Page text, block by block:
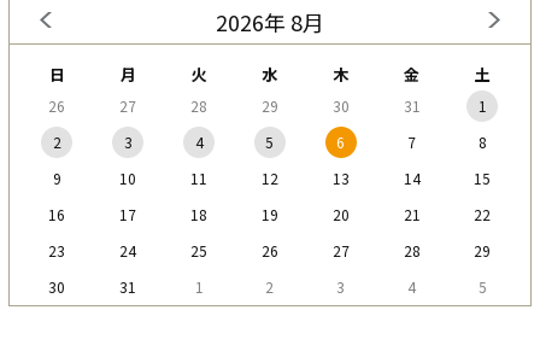
2026年 8月
日 月 火 水 木 金 土
26 27 28 29 30 31
1
2
3 4 5 6 7
8
9
10 11 12 13 14
15
16
17 18 19 20 21
22
23
24 25 26 27 28
29
30
31 1 2 3 4 5